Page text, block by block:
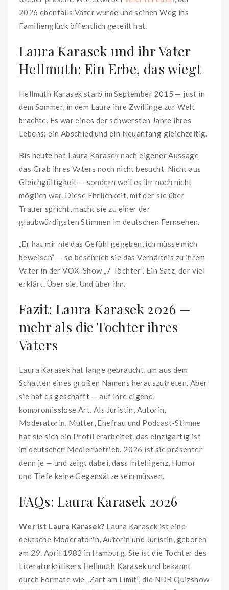
2026 ebenfalls Vater wurde und seinen Weg ins
Familienglück öffentlich geteilt hat.
Laura Karasek und ihr Vater
Hellmuth: Ein Erbe, das wiegt
Hellmuth Karasek starb im September 2015 — just in
dem Sommer, in dem Laura ihre Zwillinge zur Welt
brachte. Es war eines der schwersten Jahre ihres
Lebens: ein Abschied und ein Neuanfang gleichzeitig.
Bis heute hat Laura Karasek nach eigener Aussage
das Grab ihres Vaters noch nicht besucht. Nicht aus
Gleichgültigkeit — sondern weil es ihr noch nicht
möglich war. Diese Ehrlichkeit, mit der sie über
Trauer spricht, macht sie zu einer der
glaubwürdigsten Stimmen im deutschen Fernsehen.
„Er hat mir nie das Gefühl gegeben, ich müsse mich
beweisen” — so beschrieb sie das Verhältnis zu ihrem
Vater in der VOX-Show „7 Töchter”. Ein Satz, der viel
erklärt. Über sie. Und über ihn.
Fazit: Laura Karasek 2026 —
mehr als die Tochter ihres
Vaters
Laura Karasek hat lange gebraucht, um aus dem
Schatten eines großen Namens herauszutreten. Aber
sie hat es geschafft — auf ihre eigene,
kompromisslose Art. Als Juristin, Autorin,
Moderatorin, Mutter, Ehefrau und Podcast-Stimme
hat sie sich ein Profil erarbeitet, das einzigartig ist
im deutschen Medienbetrieb. 2026 ist sie präsenter
denn je — und zeigt dabei, dass Intelligenz, Humor
und Tiefe keine Gegensätze sein müssen.
FAQs: Laura Karasek 2026
Wer ist Laura Karasek? Laura Karasek ist eine
deutsche Moderatorin, Autorin und Juristin, geboren
am 29. April 1982 in Hamburg. Sie ist die Tochter des
Literaturkritikers Hellmuth Karasek und bekannt
durch Formate wie „Zart am Limit”, die NDR Quizshow